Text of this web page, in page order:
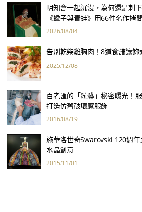
明知會一起沉沒，為何還是刺
《蠍子與青蛙》用66件名作拷
2026/08/04
告別乾柴雞胸肉！8道食譜讓妳
2025/12/08
百老匯的「骯髒」秘密曝光！
打造仿舊破壞感服飾
2016/08/19
施華洛世奇Swarovski 120週
水晶創意
2015/11/01